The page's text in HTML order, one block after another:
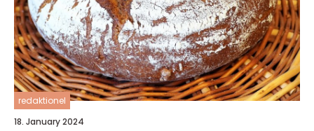
redaktionel
18. January 2024